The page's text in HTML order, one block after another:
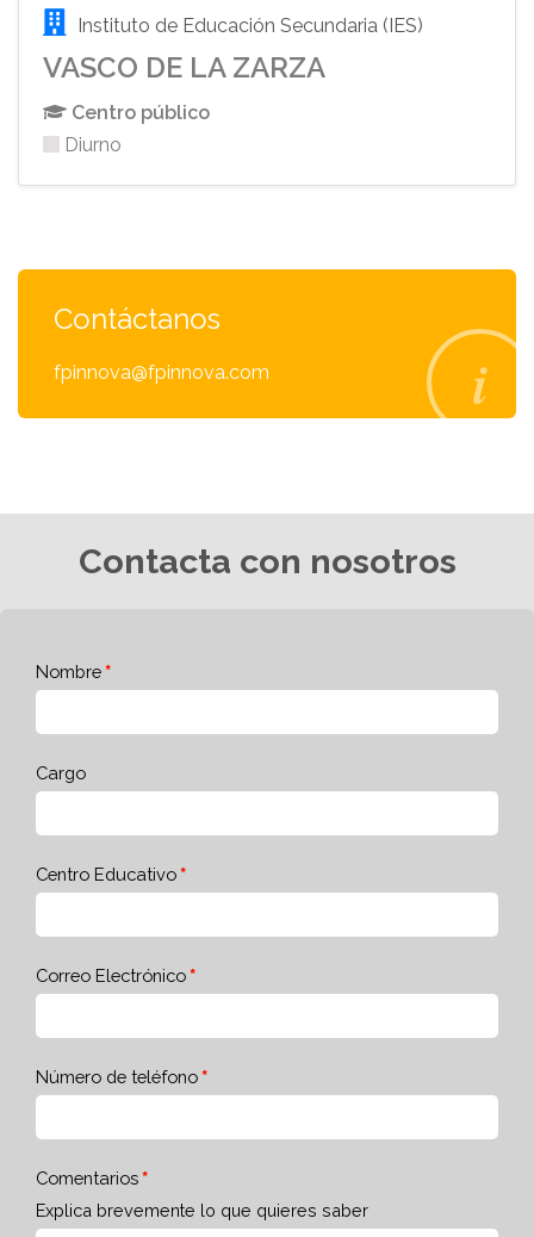
Instituto de Educación Secundaria (IES)
VASCO DE LA ZARZA
Centro público
Diurno
Contáctanos
fpinnova@fpinnova.com
Contacta con nosotros
Nombre
Cargo
Centro Educativo
Correo Electrónico
Número de teléfono
Comentarios
Explica brevemente lo que quieres saber